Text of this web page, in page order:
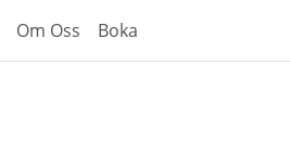
Om Oss Boka